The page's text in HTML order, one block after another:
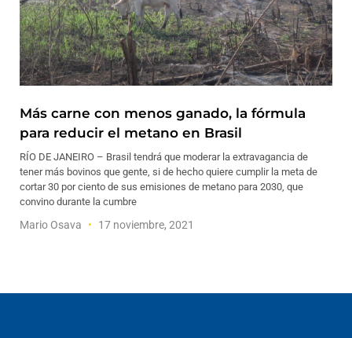
Más carne con menos ganado, la fórmula
para reducir el metano en Brasil
RÍO DE JANEIRO – Brasil tendrá que moderar la extravagancia de
tener más bovinos que gente, si de hecho quiere cumplir la meta de
cortar 30 por ciento de sus emisiones de metano para 2030, que
convino durante la cumbre
Mario Osava 17 noviembre, 2021